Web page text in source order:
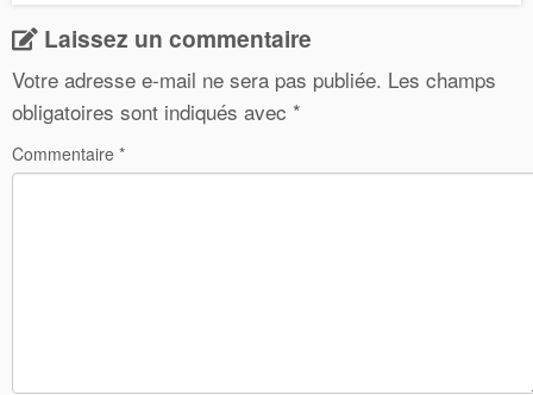
Laissez un commentaire
Votre adresse e-mail ne sera pas publiée. Les champs
obligatoires sont indiqués avec *
Commentaire *